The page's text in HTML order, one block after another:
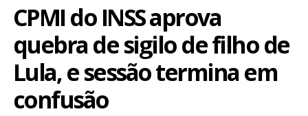
INÍCIO
POMBAL E REGIÃO
PARAÍBA
CPMI do INSS aprova
quebra de sigilo de filho de
Lula, e sessão termina em
confusão